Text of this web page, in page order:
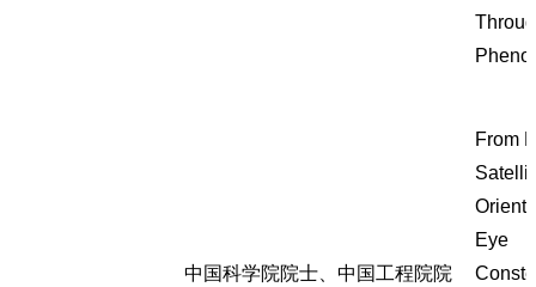
中国科学院院士、中国工程院院
From
Orient
Eye